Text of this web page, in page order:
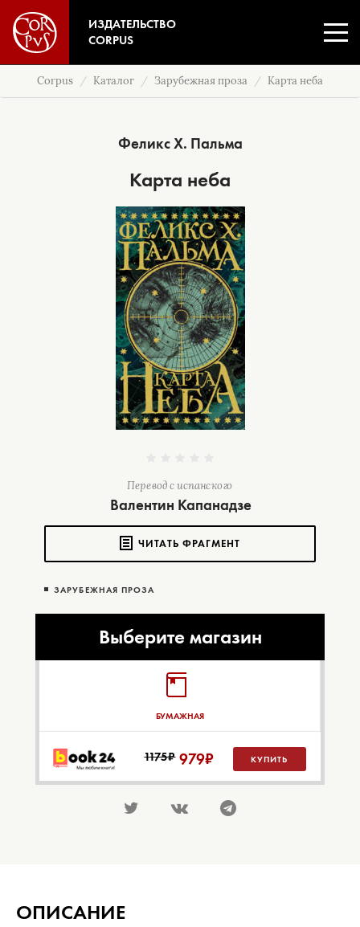
ИЗДАТЕЛЬСТВО
CORPUS
Corpus Каталог Зарубежная проза Карта неба
Феликс Х. Пальма
Карта неба
Перевод с испанского
Валентин Капанадзе
ЧИТАТЬ ФРАГМЕНТ
ЗАРУБЕЖНАЯ ПРОЗА
Выберите магазин
БУМАЖНАЯ
1175₽ 979₽ КУПИТЬ
ОПИСАНИЕ